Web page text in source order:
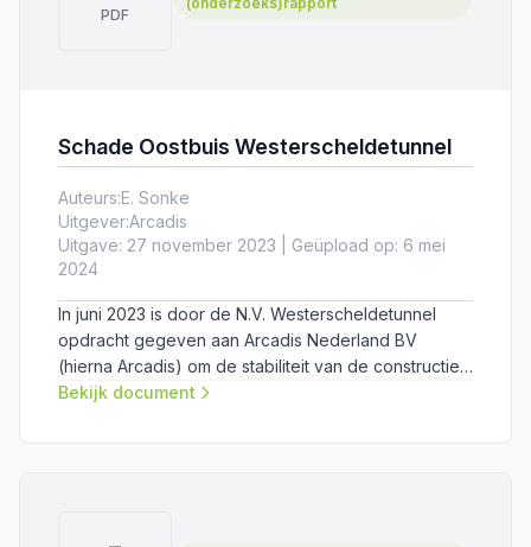
PDF
Schade Oostbuis Westerscheldetunnel
Auteurs:E. Sonke
Uitgever:Arcadis
Uitgave: 27 november 2023 | Geüpload op: 6 mei
2024
In juni 2023 is door de N.V. Westerscheldetunnel
opdracht gegeven aan Arcadis Nederland BV
(hierna Arcadis) om de stabiliteit van de constructie
te beoordelen, de mogelijke oorzaak van de
nemen maatregelen.
Bekijk document